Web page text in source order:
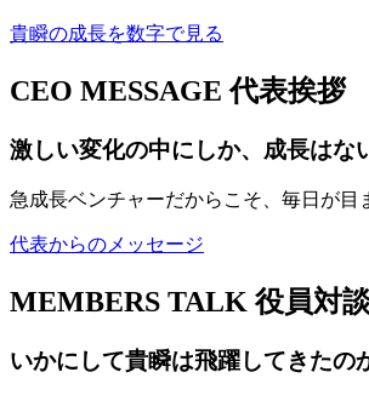
貴瞬の成長を数字で見る
CEO MESSAGE 代表挨拶
激しい変化の中にしか、成長はな
急成長ベンチャーだからこそ、毎日が
代表からのメッセージ
MEMBERS TALK 役員対
いかにして貴瞬は飛躍してきたの